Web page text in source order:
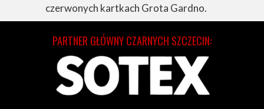
czerwonych kartkach Grota Gardno.
PARTNER GŁÓWNY CZARNYCH SZCZECIN: